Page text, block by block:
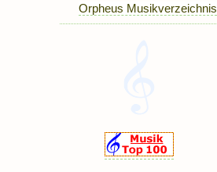
Orpheus Musikverzeichnis